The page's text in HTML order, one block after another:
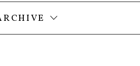
BLUE COLLECTION